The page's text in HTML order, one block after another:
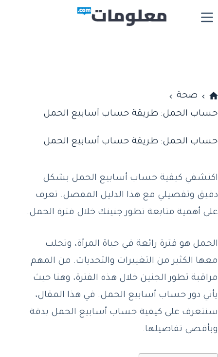
إلى
الرئيسية
صحة
حساب الحمل: طريقة حساب أسابيع الحمل
حساب الحمل: طريقة حساب أسابيع الحمل
اكتشفي كيفية حساب أسابيع الحمل بشكل
دقيق وتفصيلي مع هذا الدليل المفصل. تعرف
على أهمية متابعة تطور جنينك خلال فترة الحمل.
الحمل هو فترة رائعة في حياة المرأة، وتجلب
معها الكثير من التغييرات والتحديات. من المهم
مراقبة تطور الجنين خلال هذه الفترة، وهنا حيث
يأتي دور حساب أسابيع الحمل. في هذا المقال،
سنتعرف على كيفية حساب أسابيع الحمل بدقة
وبأقصى تفاصيلها.